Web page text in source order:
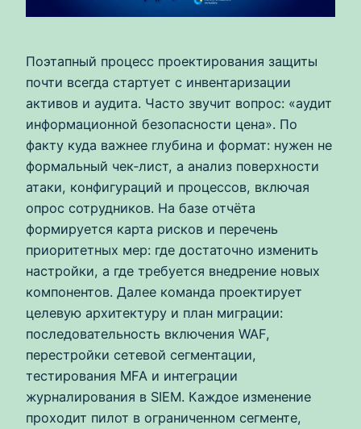
Поэтапный процесс проектирования защиты
почти всегда стартует с инвентаризации
активов и аудита. Часто звучит вопрос: «аудит
информационной безопасности цена». По
факту куда важнее глубина и формат: нужен не
формальный чек‑лист, а анализ поверхности
атаки, конфигураций и процессов, включая
опрос сотрудников. На базе отчёта
формируется карта рисков и перечень
приоритетных мер: где достаточно изменить
настройки, а где требуется внедрение новых
компонентов. Далее команда проектирует
целевую архитектуру и план миграции:
последовательность включения WAF,
перестройки сетевой сегментации,
тестирования MFA и интеграции
журналирования в SIEM. Каждое изменение
проходит пилот в ограниченном сегменте,